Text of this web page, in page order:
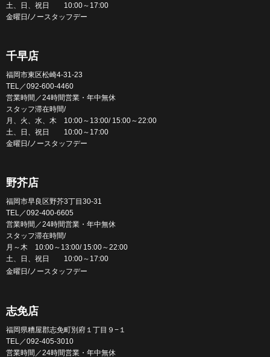
土、日、祝日 10:00～17:00
金曜日/ノースタッフデー
千早店
福岡市東区松崎4-31-23
TEL／092-600-4460
営業時間／24時間営業・年中無休
スタッフ滞在時間/
月、火、水、木 10:00～13:00/ 15:00～22:00
土、日、祝日 10:00～17:00
金曜日/ノースタッフデー
野芥店
福岡市早良区野芥3丁目30-31
TEL／092-400-6605
営業時間／24時間営業・年中無休
スタッフ滞在時間/
月～木 10:00～13:00/ 15:00～22:00
土、日、祝日 10:00～17:00
金曜日/ノースタッフデー
志免店
福岡県糟屋郡志免町別府１丁目９−１
TEL／092-405-3010
営業時間／24時間営業・年中無休